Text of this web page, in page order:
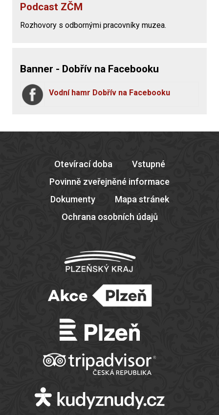
Podcast ZČM
Rozhovory s odbornými pracovníky muzea.
Banner - Dobřív na Facebooku
Vodní hamr Dobřív na Facebooku
Otevírací doba
Vstupné
Povinně zveřejněné informace
Dokumenty
Mapa stránek
Ochrana osobních údajů